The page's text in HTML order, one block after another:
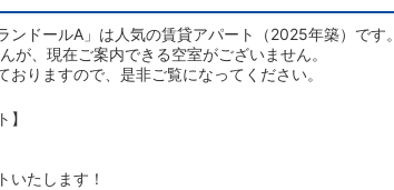
ドールA」は人気の賃貸アパート（2025年築）です。
が、現在ご案内できる空室がございません。
りますので、是非ご覧になってください。
いたします！